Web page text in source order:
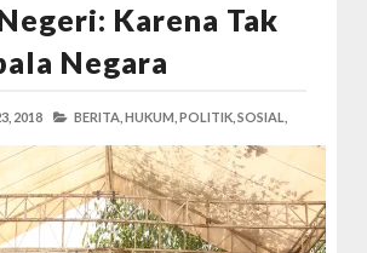
Karena Tak
Negara
2018 BERITA, HUKUM, POLITIK, SOSIAL,